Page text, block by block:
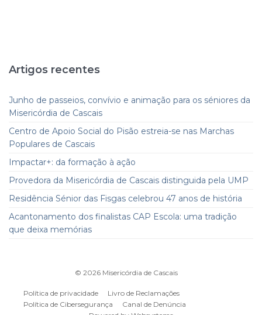
Artigos recentes
Junho de passeios, convívio e animação para os séniores da
Misericórdia de Cascais
Centro de Apoio Social do Pisão estreia-se nas Marchas
Populares de Cascais
Impactar+: da formação à ação
Provedora da Misericórdia de Cascais distinguida pela UMP
Residência Sénior das Fisgas celebrou 47 anos de história
Acantonamento dos finalistas CAP Escola: uma tradição
que deixa memórias
© 2026 Misericórdia de Cascais
Política de privacidade
Livro de Reclamações
Política de Cibersegurança
Canal de Denúncia